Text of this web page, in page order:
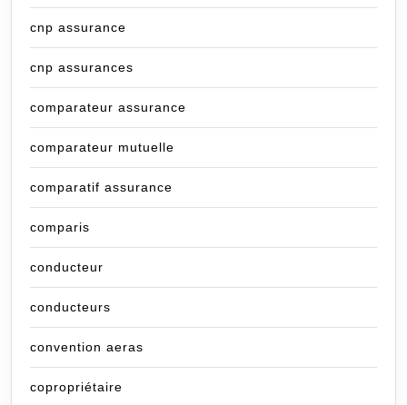
cnp assurance
cnp assurances
comparateur assurance
comparateur mutuelle
comparatif assurance
comparis
conducteur
conducteurs
convention aeras
copropriétaire